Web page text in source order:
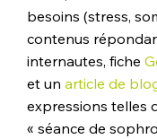
besoins (stress,
contenus
internautes, fiche
et un article de
expressions telles
« séance de